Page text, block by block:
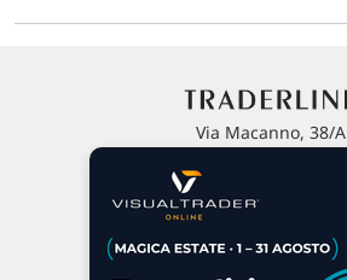
Via Macanno, 38/A
P.IVA 02 452 460 401
Chi siamo